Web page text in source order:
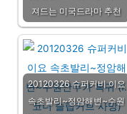
져드는 미국드라마 추천
20120326 슈퍼커비 이요
속초발리~정암해변~수원